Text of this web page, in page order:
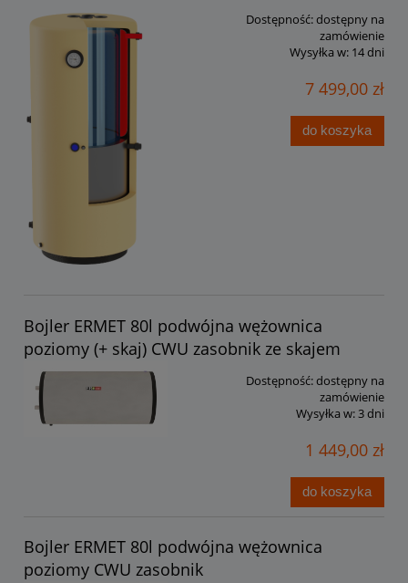
Dostępność:dostępny na
zamówienie
Wysyłka w: 14 dni
7 499,00 zł
do koszyka
Bojler ERMET 80l podwójna wężownica
poziomy (+ skaj) CWU zasobnik ze skajem
Dostępność:dostępny na
zamówienie
Wysyłka w:3 dni
1 449,00 zł
do koszyka
Bojler ERMET 80l podwójna wężownica
poziomy CWU zasobnik